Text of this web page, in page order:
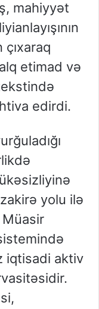
, mahiyyət
anlayışının
çıxaraq
etimad və
edirdi.
yolu ilə
Müasir
iqtisadi aktiv
vasitəsidir.
,